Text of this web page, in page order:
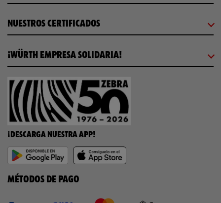
NUESTROS CERTIFICADOS
¡WÜRTH EMPRESA SOLIDARIA!
¡DESCARGA NUESTRA APP!
MÉTODOS DE PAGO